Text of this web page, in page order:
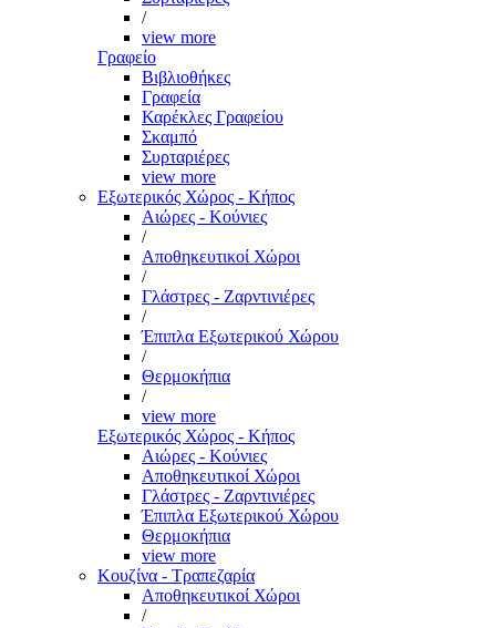
/
view more
Γραφείο
Βιβλιοθήκες
Γραφεία
Καρέκλες Γραφείου
Σκαμπό
Συρταριέρες
view more
Εξωτερικός Χώρος - Κήπος
Αιώρες - Κούνιες
/
Αποθηκευτικοί Χώροι
/
Γλάστρες - Ζαρντινιέρες
/
Έπιπλα Εξωτερικού Χώρου
/
Θερμοκήπια
/
view more
Εξωτερικός Χώρος - Κήπος
Αιώρες - Κούνιες
Αποθηκευτικοί Χώροι
Γλάστρες - Ζαρντινιέρες
Έπιπλα Εξωτερικού Χώρου
Θερμοκήπια
view more
Κουζίνα - Τραπεζαρία
Αποθηκευτικοί Χώροι
/